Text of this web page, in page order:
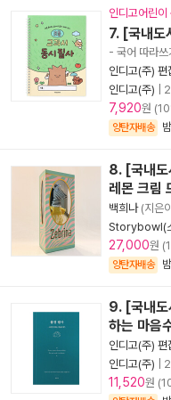
인디고어린
7. [국내도
- 국어 따라쓰
인디고(주) 편
인디고(주)
7,920원
양탄자배송
8. [국내도
레몬 크림
백희나(지은
Storybowl(
27,000원
양탄자배송
9. [국내도
하는 마음
인디고(주) 편
인디고(주)
11,520원